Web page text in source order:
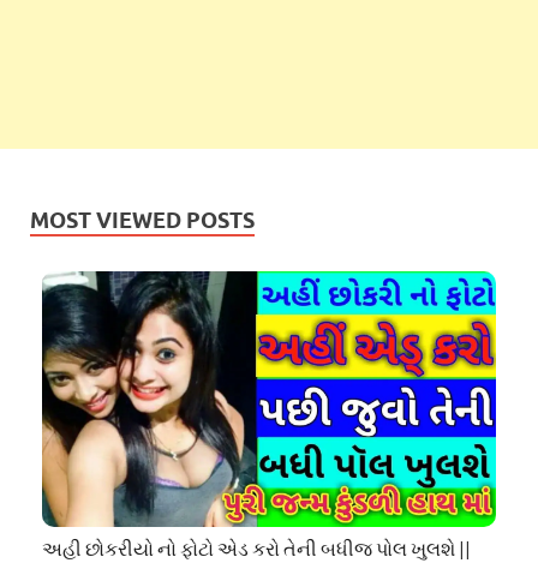
MOST VIEWED POSTS
અહી છોકરીયો નો ફોટો એડ કરો તેની બધીજ પોલ ખુલશે ||